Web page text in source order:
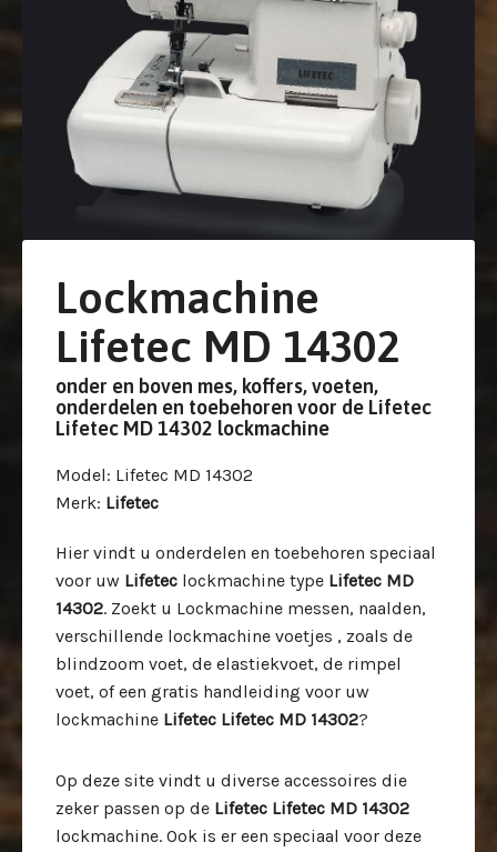
Lockmachine
Lifetec MD 14302
onder en boven mes, koffers, voeten,
onderdelen en toebehoren voor de Lifetec
Lifetec MD 14302 lockmachine
Model: Lifetec MD 14302
Merk: Lifetec
Hier vindt u onderdelen en toebehoren speciaal
voor uw Lifetec lockmachine type Lifetec MD
14302. Zoekt u Lockmachine messen, naalden,
verschillende lockmachine voetjes , zoals de
blindzoom voet, de elastiekvoet, de rimpel
voet, of een gratis handleiding voor uw
lockmachine Lifetec Lifetec MD 14302?
Op deze site vindt u diverse accessoires die
zeker passen op de Lifetec Lifetec MD 14302
lockmachine. Ook is er een speciaal voor deze